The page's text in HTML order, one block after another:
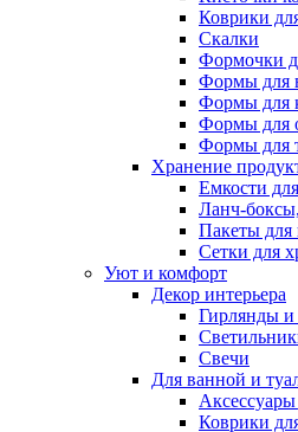
Коврики
Скалки
Формочки
Формы для
Формы для
Формы для
Формы для
Хранение
Емкости
Ланч-
Пакеты для
Сетки для
Уют и комфорт
Декор интерьера
Гирлянды и
Свечи
Для ванной и
Коврики